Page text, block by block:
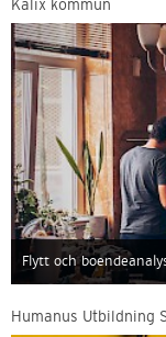
Kalix kommun
Flytt och
Humanus Utbildning